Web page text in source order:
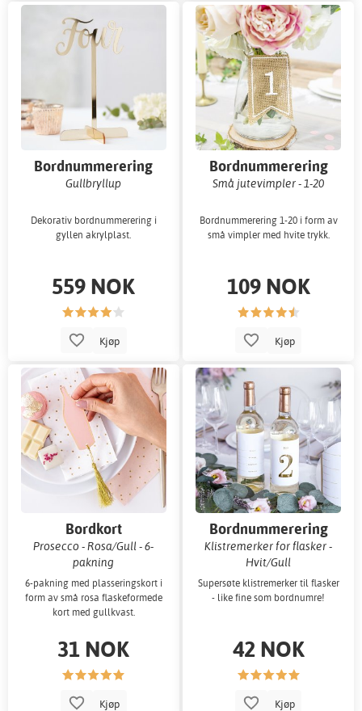
Bordnummerering
Gullbryllup
Dekorativ bordnummerering i
gyllen akrylplast.
559 NOK
Kjøp
Bordnummerering
Små jutevimpler - 1-20
Bordnummerering 1-20 i form av
små vimpler med hvite trykk.
109 NOK
Kjøp
Bordkort
Prosecco - Rosa/Gull - 6-
pakning
6-pakning med plasseringskort i
form av små rosa flaskeformede
kort med gullkvast.
31 NOK
Kjøp
Bordnummerering
Klistremerker for flasker -
Hvit/Gull
Supersøte klistremerker til flasker
- like fine som bordnumre!
42 NOK
Kjøp